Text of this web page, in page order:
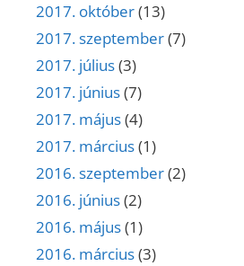
2017. október(13)
2017. szeptember(7)
2017. július(3)
2017. június(7)
2017. május(4)
2017. március(1)
2016. szeptember(2)
2016. június(2)
2016. május(1)
2016. március(3)